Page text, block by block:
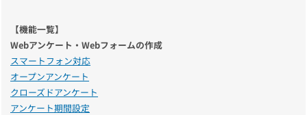
SNSプロモーション支援事業
（当社グループ企業）
デジタルマーケティング
【機能一覧】
Webアンケート・Webフォームの作成
スマートフォン対応
オープンアンケート
クローズドアンケート
アンケート期間設定